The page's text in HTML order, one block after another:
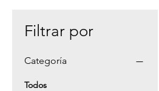
Filtrar por
Categoría
Todos